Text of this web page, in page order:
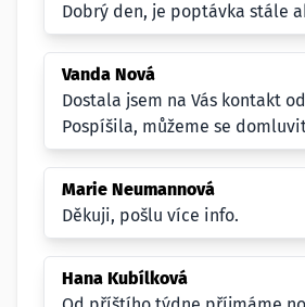
Dobrý den, je poptávka stále
Vanda Nová
Dostala jsem na Vás kontakt
Pospíšila, můžeme se
Marie Neumannová
Děkuji, pošlu více info.
Hana Kubílková